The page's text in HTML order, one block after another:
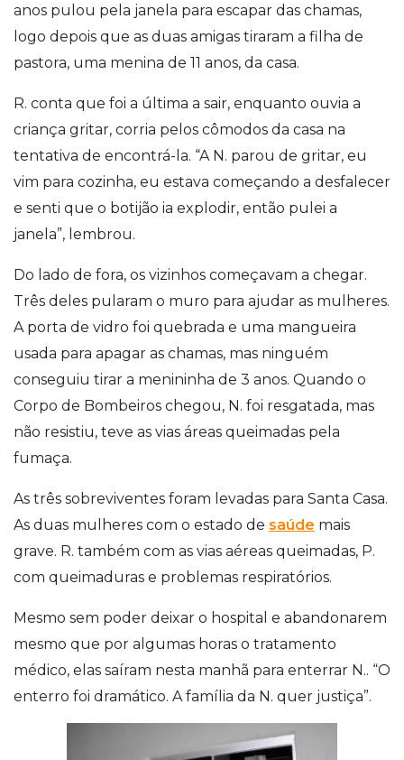
anos pulou pela janela para escapar das chamas,
logo depois que as duas amigas tiraram a filha de
pastora, uma menina de 11 anos, da casa.
R. conta que foi a última a sair, enquanto ouvia a
criança gritar, corria pelos cômodos da casa na
tentativa de encontrá-la. “A N. parou de gritar, eu
vim para cozinha, eu estava começando a desfalecer
e senti que o botijão ia explodir, então pulei a
janela”, lembrou.
Do lado de fora, os vizinhos começavam a chegar.
Três deles pularam o muro para ajudar as mulheres.
A porta de vidro foi quebrada e uma mangueira
usada para apagar as chamas, mas ninguém
conseguiu tirar a menininha de 3 anos. Quando o
Corpo de Bombeiros chegou, N. foi resgatada, mas
não resistiu, teve as vias áreas queimadas pela
fumaça.
As três sobreviventes foram levadas para Santa Casa.
As duas mulheres com o estado de saúde mais
grave. R. também com as vias aéreas queimadas, P.
com queimaduras e problemas respiratórios.
Mesmo sem poder deixar o hospital e abandonarem
mesmo que por algumas horas o tratamento
médico, elas saíram nesta manhã para enterrar N.. “O
enterro foi dramático. A família da N. quer justiça”.